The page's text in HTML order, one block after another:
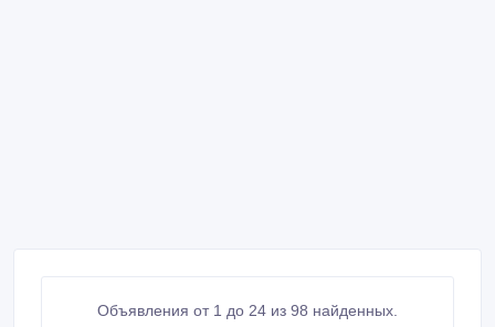
Объявления от 1 до 24 из 98 найденных.